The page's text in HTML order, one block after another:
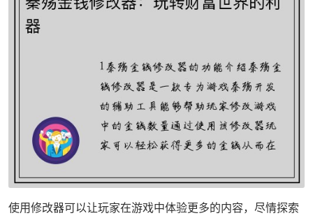
使用修改器可以让玩家在游戏中体验更多的内容，尽情探索